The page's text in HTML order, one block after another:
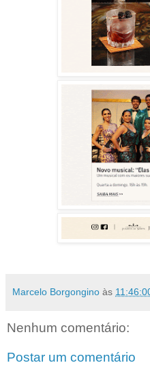
Marcelo Borgongino às
Nenhum comentário:
Postar um comentário